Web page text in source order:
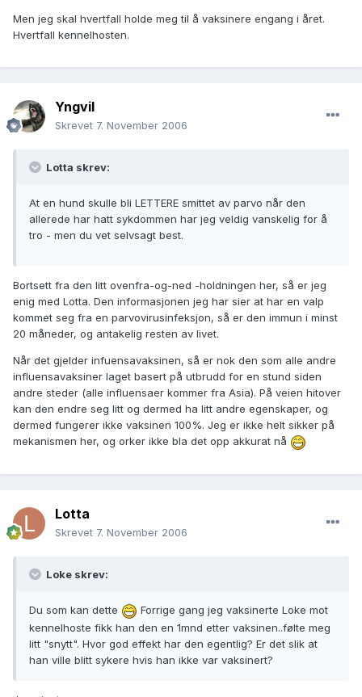
Men jeg skal hvertfall holde meg til å vaksinere engang i året.
Hvertfall kennelhosten.
Yngvil
Skrevet 7. November 2006
Lotta skrev:
At en hund skulle bli LETTERE smittet av parvo når den
allerede har hatt sykdommen har jeg veldig vanskelig for å
tro - men du vet selvsagt best.
Bortsett fra den litt ovenfra-og-ned -holdningen her, så er jeg
enig med Lotta. Den informasjonen jeg har sier at har en valp
kommet seg fra en parvovirusinfeksjon, så er den immun i minst
20 måneder, og antakelig resten av livet.
Når det gjelder infuensavaksinen, så er nok den som alle andre
influensavaksiner laget basert på utbrudd for en stund siden
andre steder (alle influensaer kommer fra Asia). På veien hitover
kan den endre seg litt og dermed ha litt andre egenskaper, og
dermed fungerer ikke vaksinen 100%. Jeg er ikke helt sikker på
mekanismen her, og orker ikke bla det opp akkurat nå
Lotta
Skrevet 7. November 2006
Loke skrev:
Du som kan dette
Forrige gang jeg vaksinerte Loke mot
kennelhoste fikk han den en 1mnd etter vaksinen..følte meg
litt "snytt". Hvor god effekt har den egentlig? Er det slik at
han ville blitt sykere hvis han ikke var vaksinert?